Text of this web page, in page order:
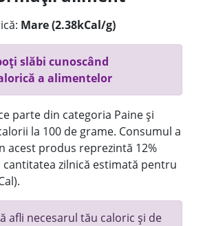
Mare (2.38kCal/g)
slăbi cunoscând
a alimentelor
parte din categoria Paine și
la 100 de grame. Consumul a
acest produs reprezintă 12%
zilnică estimată pentru
afli necesarul tău caloric și de